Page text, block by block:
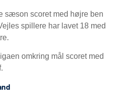
sæson scoret med højre ben
spillere har lavet 18 med
omkring mål scoret med